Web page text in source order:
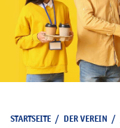
STARTSEITE / DER VEREIN /